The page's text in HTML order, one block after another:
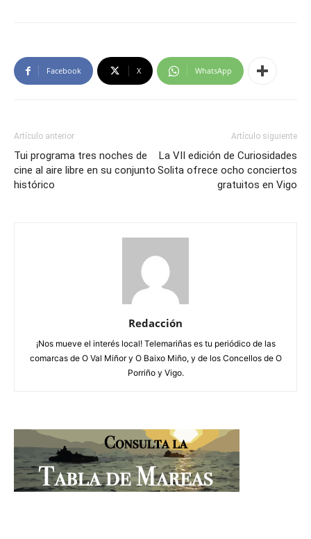
Facebook X WhatsApp
Artículo anterior
Tui programa tres noches de
cine al aire libre en su conjunto
histórico
Artículo siguiente
La VII edición de Curiosidades
Solita ofrece ocho conciertos
gratuitos en Vigo
Redacción
¡Nos mueve el interés local! Telemariñas es tu periódico de las
comarcas de O Val Miñor y O Baixo Miño, y de los Concellos de O
Porriño y Vigo.